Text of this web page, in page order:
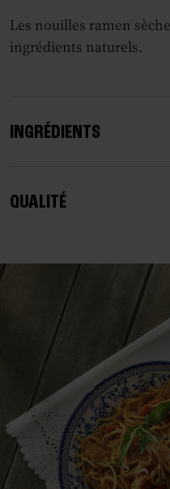
Les nouilles ramen
ingrédients naturels.
INGRÉDIENTS
QUALITÉ